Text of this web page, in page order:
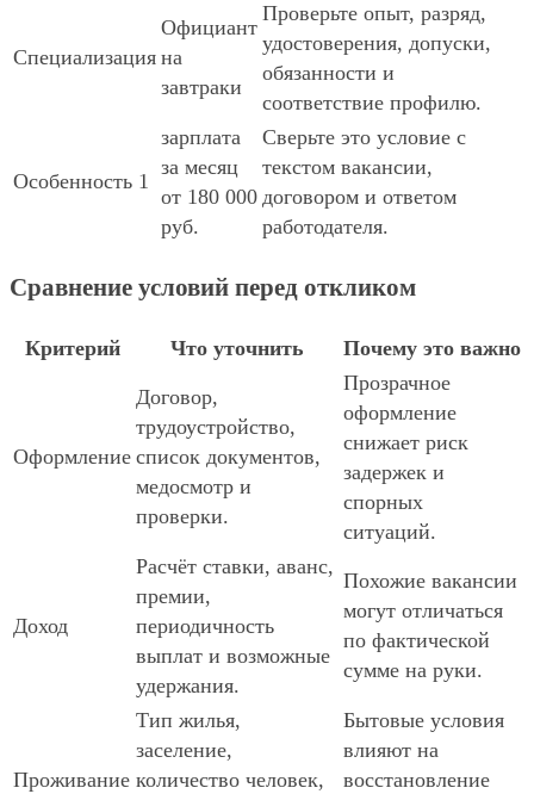
Специализация
Официант
на
завтраки
Проверьте опыт, разряд,
удостоверения, допуски,
обязанности и
соответствие профилю.
Особенность 1
зарплата
за месяц
от 180 000
руб.
Сверьте это условие с
текстом вакансии,
договором и ответом
работодателя.
Сравнение условий перед откликом
Критерий Что уточнить Почему это важно
Оформление
Договор,
трудоустройство,
список документов,
медосмотр и
проверки.
Прозрачное
оформление
снижает риск
задержек и
спорных
ситуаций.
Доход
Расчёт ставки, аванс,
премии,
периодичность
выплат и возможные
удержания.
Похожие вакансии
могут отличаться
по фактической
сумме на руки.
Проживание
Тип жилья,
заселение,
количество человек,
Бытовые условия
влияют на
восстановление